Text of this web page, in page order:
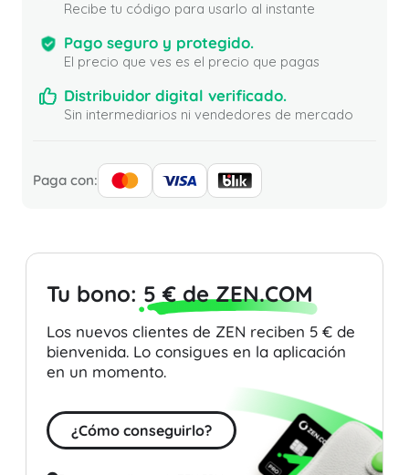
Recibe tu código para usarlo al instante
Pago seguro y protegido.
El precio que ves es el precio que pagas
Distribuidor digital verificado.
Sin intermediarios ni vendedores de mercado
Paga con:
Tu bono: 5 € de ZEN.COM
Los nuevos clientes de ZEN reciben 5 € de
bienvenida. Lo consigues en la aplicación
en un momento.
¿Cómo conseguirlo?